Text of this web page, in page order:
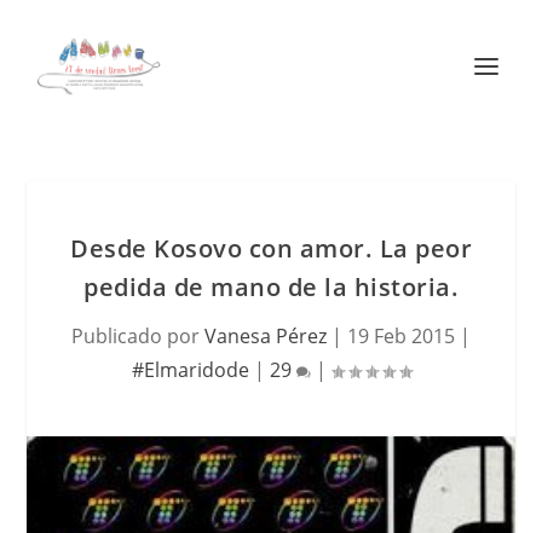
Desde Kosovo con amor. La peor
pedida de mano de la historia.
Publicado porVanesa Pérez | 19 Feb 2015 |
#Elmaridode| 29 |